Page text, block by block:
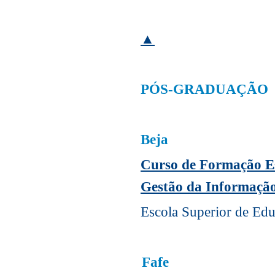
▲
PÓS-GRADUAÇÃO
Beja
Curso de Formação
Gestão da
Escola Superior de
Fafe